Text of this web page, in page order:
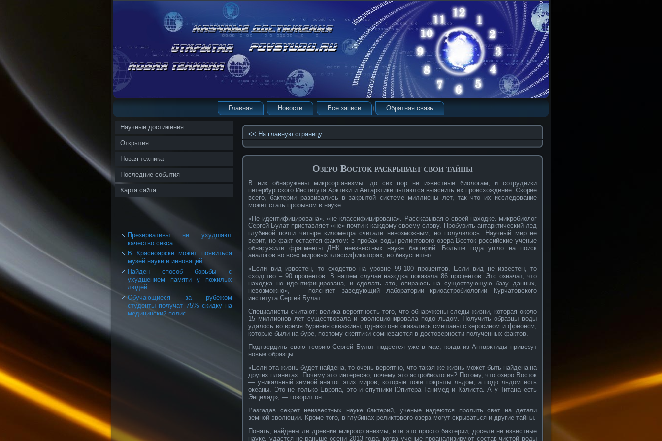
Главная Новости Все записи Обратная связь
Научные достижения
Открытия
Новая техника
Последние события
Карта сайта
Презервативы не ухудшают
качество секса
В Красноярске может появиться
музей науки и инноваций
Найден способ борьбы с
ухудшением памяти у пожилых
людей
Обучающиеся за рубежом
студенты получат 75% скидку на
медицинский полис
<< На главную страницу
Озеро Восток раскрывает свои тайны
В них обнаружены микроорганизмы, до сих пор не известные биологам, и сотрудники
петербургского Института Арктики и Антарктики пытаются выяснить их происхождение. Скорее
всего, бактерии развивались в закрытой системе миллионы лет, так что их исследование
может стать прорывом в науке.
«Не идентифицирована», «не классифицирована». Рассказывая о своей находке, микробиолог
Сергей Булат приставляет «не» почти к каждому своему слову. Пробурить антарктический лед
глубиной почти четыре километра считали невозможным, но получилось. Научный мир не
верит, но факт остается фактом: в пробах воды реликтового озера Восток российские ученые
обнаружили фрагменты ДНК неизвестных науке бактерий. Больше года ушло на поиск
аналогов во всех мировых классификаторах, но безуспешно.
«Если вид известен, то сходство на уровне 99-100 процентов. Если вид не известен, то
сходство – 90 процентов. В нашем случае находка показала 86 процентов. Это означат, что
находка не идентифицирована, и сделать это, опираюсь на существующую базу данных,
невозможно», — поясняет заведующий лаборатории криоастробиологии Курчатовского
института Сергей Булат.
Специалисты считают: велика вероятность того, что обнаружены следы жизни, которая около
15 миллионов лет существовала и эволюционировала подо льдом. Получить образцы воды
удалось во время бурения скважины, однако они оказались смешаны с керосином и фреоном,
которые были на буре, поэтому скептики сомневаются в достоверности полученных фактов.
Подтвердить свою теорию Сергей Булат надеется уже в мае, когда из Антарктиды привезут
новые образцы.
«Если эта жизнь будет найдена, то очень вероятно, что такая же жизнь может быть найдена на
других планетах. Почему это интересно, почему это астробиология? Потому, что озеро Восток
— уникальный земной аналог этих миров, которые тоже покрыты льдом, а подо льдом есть
океаны. Это не только Европа, это и спутники Юпитера Ганимед и Калиста. А у Титана есть
Энцелад», — говорит он.
Разгадав секрет неизвестных науке бактерий, ученые надеются пролить свет на детали
земной эволюции. Кроме того, в глубинах реликтового озера могут скрываться и другие тайны.
Понять, найдены ли древние микроорганизмы, или это просто бактерии, доселе не известные
науке, удастся не раньше осени 2013 года, когда ученые проанализируют состав чистой воды